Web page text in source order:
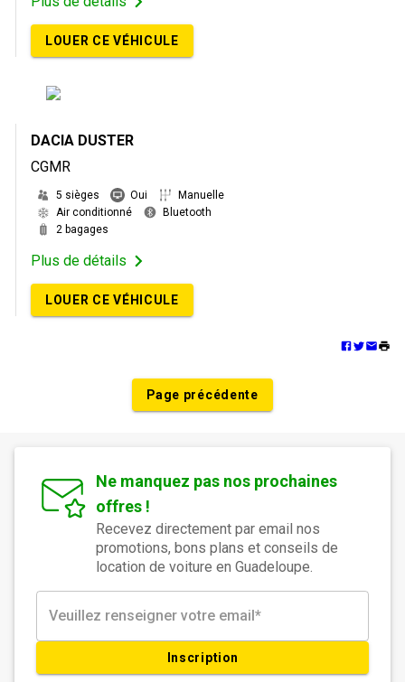
LOUER CE VÉHICULE
DACIA DUSTER
CGMR
5 sièges Oui
Manuelle
Air conditionné
Bluetooth
2 bagages
Plus de détails
LOUER CE VÉHICULE
Page précédente
Ne manquez pas nos prochaines
offres !
Recevez directement par email nos
promotions, bons plans et conseils de
location de voiture en Guadeloupe.
Inscription